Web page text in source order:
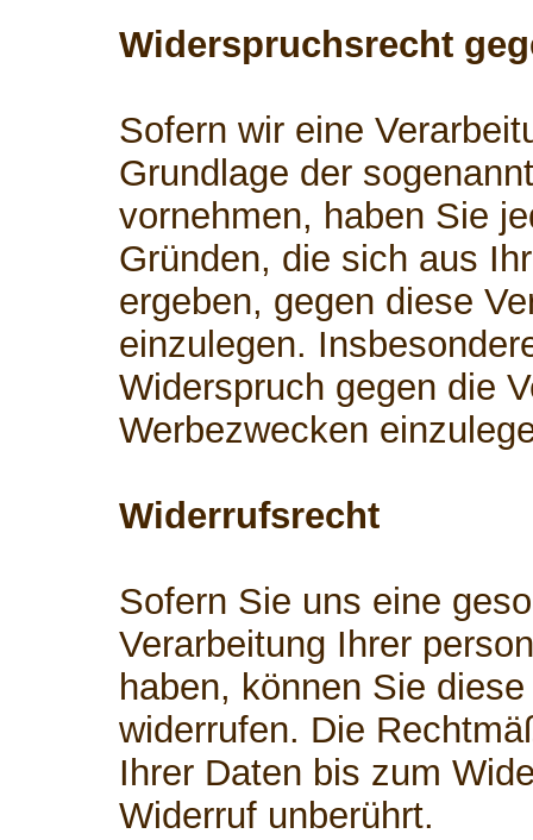
Widerspruchsrecht
Sofern wir eine
Grundlage der
vornehmen, haben Sie
Gründen, die sich aus
ergeben, gegen diese
einzulegen.
Widerspruch gegen die
Werbezwecken
Widerrufsrecht
Sofern Sie uns eine
Verarbeitung Ihrer
haben, können Sie
widerrufen. Die
Ihrer Daten bis zum
Widerruf unberührt.